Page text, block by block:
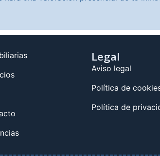
Legal
Aviso legal
Política de
Política de